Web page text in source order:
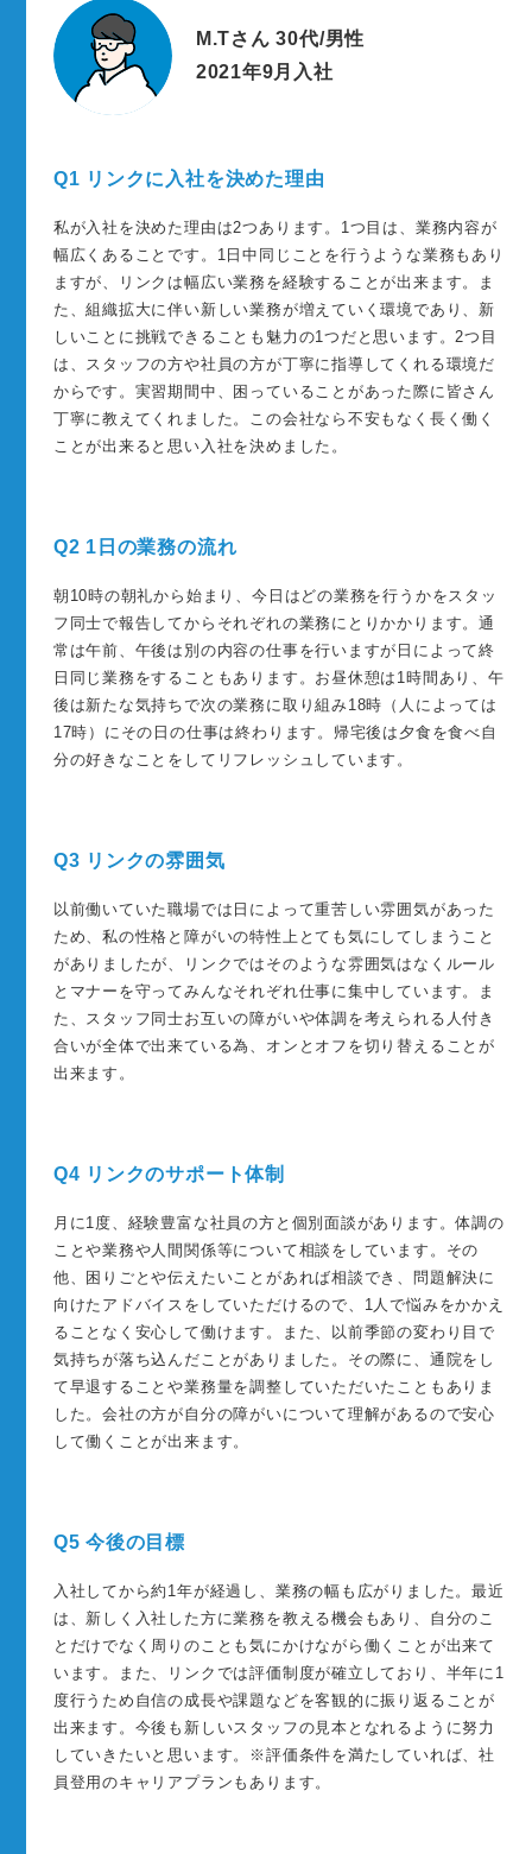
M.Tさん 30代/男性
2021年9月入社
Q1 リンクに入社を決めた理由
私が入社を決めた理由は2つあります。1つ目は、業務内容が
幅広くあることです。1日中同じことを行うような業務もあり
ますが、リンクは幅広い業務を経験することが出来ます。ま
た、組織拡大に伴い新しい業務が増えていく環境であり、新
しいことに挑戦できることも魅力の1つだと思います。2つ目
は、スタッフの方や社員の方が丁寧に指導してくれる環境だ
からです。実習期間中、困っていることがあった際に皆さん
丁寧に教えてくれました。この会社なら不安もなく長く働く
ことが出来ると思い入社を決めました。
Q2 1日の業務の流れ
朝10時の朝礼から始まり、今日はどの業務を行うかをスタッ
フ同士で報告してからそれぞれの業務にとりかかります。通
常は午前、午後は別の内容の仕事を行いますが日によって終
日同じ業務をすることもあります。お昼休憩は1時間あり、午
後は新たな気持ちで次の業務に取り組み18時（人によっては
17時）にその日の仕事は終わります。帰宅後は夕食を食べ自
分の好きなことをしてリフレッシュしています。
Q3 リンクの雰囲気
以前働いていた職場では日によって重苦しい雰囲気があった
ため、私の性格と障がいの特性上とても気にしてしまうこと
がありましたが、リンクではそのような雰囲気はなくルール
とマナーを守ってみんなそれぞれ仕事に集中しています。ま
た、スタッフ同士お互いの障がいや体調を考えられる人付き
合いが全体で出来ている為、オンとオフを切り替えることが
出来ます。
Q4 リンクのサポート体制
月に1度、経験豊富な社員の方と個別面談があります。体調の
ことや業務や人間関係等について相談をしています。その
他、困りごとや伝えたいことがあれば相談でき、問題解決に
向けたアドバイスをしていただけるので、1人で悩みをかかえ
ることなく安心して働けます。また、以前季節の変わり目で
気持ちが落ち込んだことがありました。その際に、通院をし
て早退することや業務量を調整していただいたこともありま
した。会社の方が自分の障がいについて理解があるので安心
して働くことが出来ます。
Q5 今後の目標
入社してから約1年が経過し、業務の幅も広がりました。最近
は、新しく入社した方に業務を教える機会もあり、自分のこ
とだけでなく周りのことも気にかけながら働くことが出来て
います。また、リンクでは評価制度が確立しており、半年に1
度行うため自信の成長や課題などを客観的に振り返ることが
出来ます。今後も新しいスタッフの見本となれるように努力
していきたいと思います。※評価条件を満たしていれば、社
員登用のキャリアプランもあります。